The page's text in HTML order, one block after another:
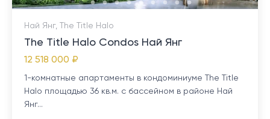
Най Янг, The Title Halo
The Title Halo Condos Най Янг
12 518 000 ₽
1-комнатные апартаменты в кондоминиуме The Title
Halo площадью 36 кв.м. с бассейном в районе Най
Янг...